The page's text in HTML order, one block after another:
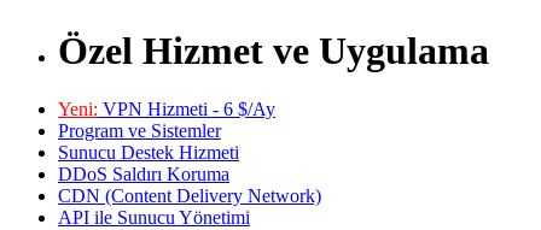
Özel Hizmet ve Uygulama
Yeni: VPN Hizmeti - 6 $/Ay
Program ve Sistemler
Sunucu Destek Hizmeti
DDoS Saldırı Koruma
CDN (Content Delivery Network)
API ile Sunucu Yönetimi